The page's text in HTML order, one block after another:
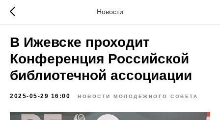
Новости
В Ижевске проходит
Конференция Российской
библиотечной ассоциации
2025-05-29 16:00 НОВОСТИ МОЛОДЕЖНОГО СОВЕТА